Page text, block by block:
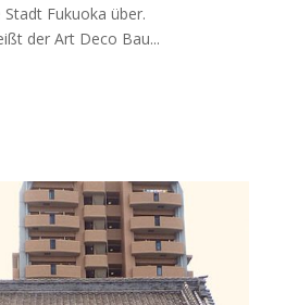
Stadt Fukuoka über.
der Art Deco Bau...